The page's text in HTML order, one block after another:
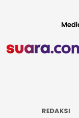
REDAKSI